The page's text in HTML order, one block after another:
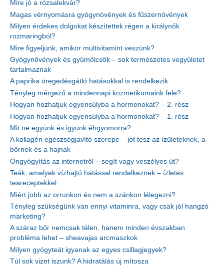
Mire jó a rózsalekvár?
Magas vérnyomásra gyógynövények és fűszernövények
Milyen érdekes dolgokat készítettek régen a királynők
rozmaringból?
Mire figyeljünk, amikor multivitamint veszünk?
Gyógynövények és gyümölcsök – sok természetes vegyületet
tartalmaznak
A paprika öregedésgátló hatásokkal is rendelkezik
Tényleg mérgező a mindennapi kozmetikumaink fele?
Hogyan hozhatjuk egyensúlyba a hormonokat? – 2. rész
Hogyan hozhatjuk egyensúlyba a hormonokat? – 1. rész
Mit ne együnk és igyunk éhgyomorra?
A kollagén egészségjavító szerepe – jót tesz az ízületeknek, a
bőrnek és a hajnak
Öngyógyítás az internetről – segít vagy veszélyes út?
Teák, amelyek vízhajtó hatással rendelkeznek – ízletes
teareceptekkel
Miért jobb az orrunkon és nem a szánkon lélegezni?
Tényleg szükségünk van ennyi vitaminra, vagy csak jól hangzó
marketing?
A száraz bőr nemcsak télen, hanem minden évszakban
probléma lehet – sheavajas arcmaszkok
Milyen gyógyteát igyanak az egyes csillagjegyek?
Túl sok vizet iszunk? A hidratálás új mítosza